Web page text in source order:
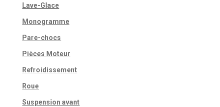
Lave-Glace
Monogramme
Pare-chocs
Pièces Moteur
Refroidissement
Roue
Suspension avant